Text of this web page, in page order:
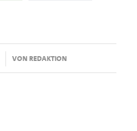
VONREDAKTION